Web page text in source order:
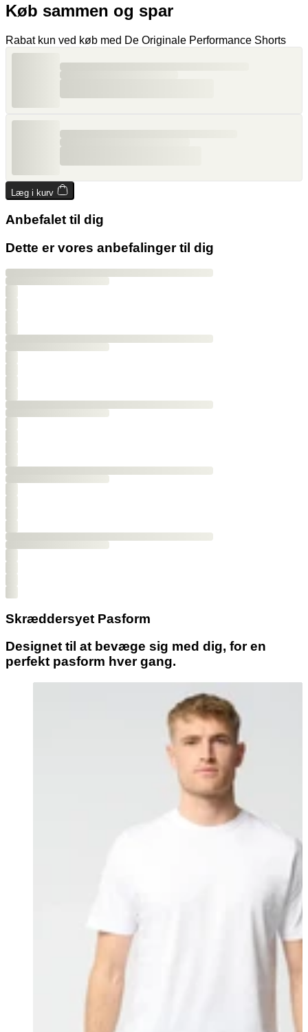
Køb sammen og spar
Rabat kun ved køb med De Originale Performance Shorts
Læg i kurv
Anbefalet til dig
Dette er vores anbefalinger til dig
Skræddersyet Pasform
Designet til at bevæge sig med dig, for en
perfekt pasform hver gang.